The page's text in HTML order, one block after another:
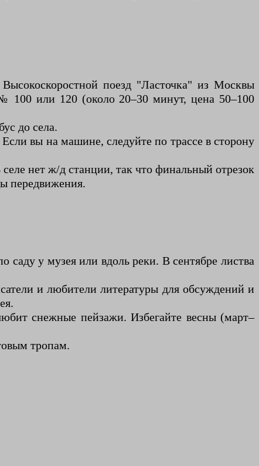
поезд "Ласточка" из Москвы
100 или 120 (около 20–30 минут, цена 50–100
до села.
вы на машине, следуйте по трассе в сторону
нет ж/д станции, так что финальный отрезок
передвижения.
саду у музея или вдоль реки. В сентябре листва
и любители литературы для обсуждений и
снежные пейзажи. Избегайте весны (март–
тропам.